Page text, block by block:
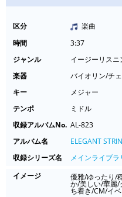
区分
楽曲
時間
3:37
ジャンル
イージーリス
楽器
バイオリン/チ
キー
メジャー
テンポ
ミドル
収録アルバムNo. AL-823
アルバム名
ELEGANT
収録シリーズ名
メインライブラ
イメージ
優雅/ゆったり/
か/美しい/華麗
ち着き/CM/イ